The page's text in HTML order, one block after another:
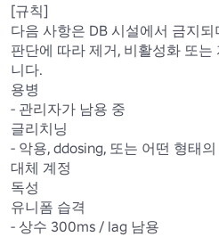
[규칙]
다음 사항은 DB 시설에서 금지
판단에 따라 제거, 비활성화 또
니다.
용병
- 관리자가 남용 중
글리치닝
- 악용, ddosing, 또는 어떤 형태
대체 계정
독성
유니폼 습격
- 상수 300ms / lag 남용